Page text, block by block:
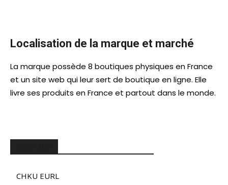
Localisation de la marque et marché
La marque possède 8 boutiques physiques en France
et un site web qui leur sert de boutique en ligne. Elle
livre ses produits en France et partout dans le monde.
CHKU EURL